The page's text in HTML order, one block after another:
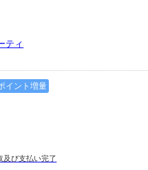
ティ
イント増量
及び支払い完了